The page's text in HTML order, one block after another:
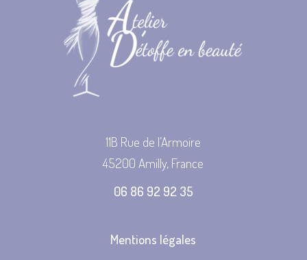
11B Rue de l’Armoire
45200 Amilly, France
06 86 92 92 35
Mentions légales